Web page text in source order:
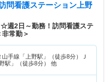
問看護ステーション上野
☆週2日～勤務！訪問看護ステ
常勤＞
山手線「上野駅」（徒歩8分）Ｊ
駅」（徒歩8分） 他